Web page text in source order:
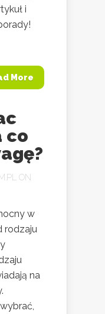
i
More
co
ON
w
rodzaju
na